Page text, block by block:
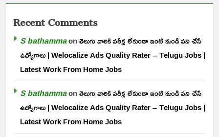
Recent Comments
S bathammaonతెలుగు వారికి పరీక్ష లేకుండా ఇంటి నుండి పని చేసే
ఉద్యోగాలు | Welocalize Ads Quality Rater – Telugu Jobs |
Latest Work From Home Jobs
S bathammaonతెలుగు వారికి పరీక్ష లేకుండా ఇంటి నుండి పని చేసే
ఉద్యోగాలు | Welocalize Ads Quality Rater – Telugu Jobs |
Latest Work From Home Jobs